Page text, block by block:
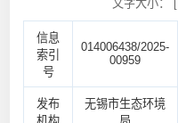
文字大小： [
信息
索引
号
014006438/2025-
00959
发布
无锡市生态环境